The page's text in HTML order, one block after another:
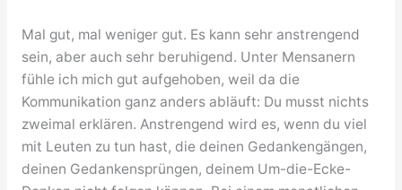
Mal gut, mal weniger gut. Es kann sehr anstrengend
sein, aber auch sehr beruhigend. Unter Mensanern
fühle ich mich gut aufgehoben, weil da die
Kommunikation ganz anders abläuft: Du musst nichts
zweimal erklären. Anstrengend wird es, wenn du viel
mit Leuten zu tun hast, die deinen Gedankengängen,
deinen Gedankensprüngen, deinem Um-die-Ecke-